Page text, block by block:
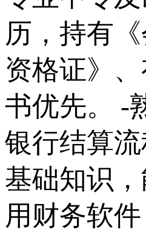
历，持有
资格证》
书优先。 -
银行结算
基础知识
用财务软